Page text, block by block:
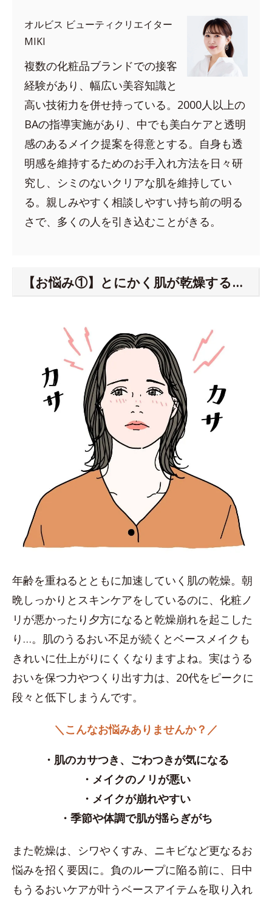
オルビス ビューティクリエイター
MIKI
複数の化粧品ブランドでの接客
経験があり、幅広い美容知識と
高い技術力を併せ持っている。2000人以上の
BAの指導実施があり、中でも美白ケアと透明
感のあるメイク提案を得意とする。自身も透
明感を維持するためのお手入れ方法を日々研
究し、シミのないクリアな肌を維持してい
る。親しみやすく相談しやすい持ち前の明る
さで、多くの人を引き込むことがきる。
【お悩み①】とにかく肌が乾燥する…
年齢を重ねるとともに加速していく肌の乾燥。朝
晩しっかりとスキンケアをしているのに、化粧ノ
リが悪かったり夕方になると乾燥崩れを起こした
り…。肌のうるおい不足が続くとベースメイクも
きれいに仕上がりにくくなりますよね。実はうる
おいを保つ力やつくり出す力は、20代をピークに
段々と低下しまうんです。
＼こんなお悩みありませんか？／
・肌のカサつき、ごわつきが気になる
・メイクのノリが悪い
・メイクが崩れやすい
・季節や体調で肌が揺らぎがち
また乾燥は、シワやくすみ、ニキビなど更なるお
悩みを招く要因に。負のループに陥る前に、日中
もうるおいケアが叶うベースアイテムを取り入れ